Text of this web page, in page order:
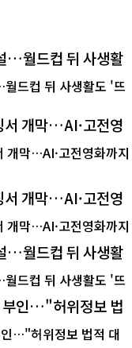
…월드컵 뒤 사생활
서 개막…AI·고전영
서 개막…AI·고전영
…월드컵 뒤 사생활
부인…"허위정보 법